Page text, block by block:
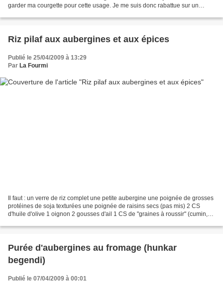
garder ma courgette pour cette usage. Je me suis donc rabattue sur un
Riz pilaf aux aubergines et aux épices
Publié le 25/04/2009 à 13:29
Par La Fourmi
Il faut : un verre de riz complet une petite aubergine une poignée de grosses
protéines de soja texturées une poignée de raisins secs (pas mis) 2 CS
d'huile d'olive 1 oignon 2 gousses d'ail 1 CS de "graines à roussir" (cumin,
Purée d'aubergines au fromage (hunkar
begendi)
Publié le 07/04/2009 à 00:01